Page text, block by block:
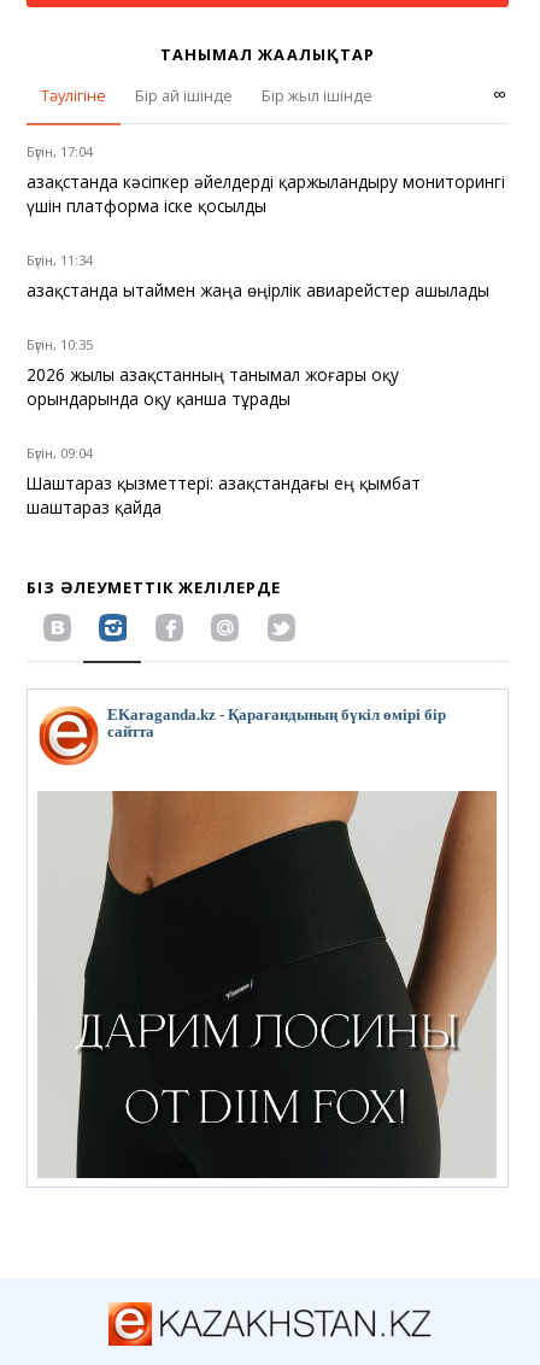
ТАНЫМАЛ ЖАҢАЛЫҚТАР
Тәулігіне
Бір ай ішінде Бір жыл ішінде ∞
Бүгін, 17:04
Қазақстанда кәсіпкер әйелдерді қаржыландыру мониторингі
үшін платформа іске қосылды
Бүгін, 11:34
Қазақстанда Қытаймен жаңа өңірлік авиарейстер ашылады
Бүгін, 10:35
2026 жылы Қазақстанның танымал жоғары оқу
орындарында оқу қанша тұрады
Бүгін, 09:04
Шаштараз қызметтері: Қазақстандағы ең қымбат
шаштараз қайда
БІЗ ӘЛЕУМЕТТІК ЖЕЛІЛЕРДЕ
EKaraganda.kz - Қарағандының бүкіл өмірі бір
сайтта